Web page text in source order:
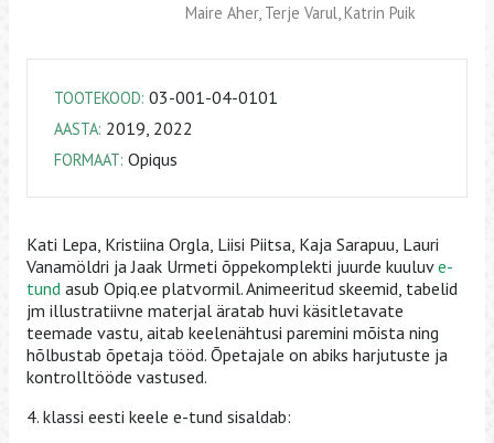
Maire Aher, Terje Varul, Katrin Puik
TOOTEKOOD: 03-001-04-0101
AASTA: 2019, 2022
FORMAAT: Opiqus
Kati Lepa, Kristiina Orgla, Liisi Piitsa, Kaja Sarapuu, Lauri
Vanamöldri ja Jaak Urmeti õppekomplekti juurde kuuluve-
tund asub Opiq.ee platvormil. Animeeritud skeemid, tabelid
jm illustratiivne materjal äratab huvi käsitletavate
teemade vastu, aitab keelenähtusi paremini mõista ning
hõlbustab õpetaja tööd. Õpetajale on abiks harjutuste ja
kontrolltööde vastused.
4. klassi eesti keele e-tund sisaldab: